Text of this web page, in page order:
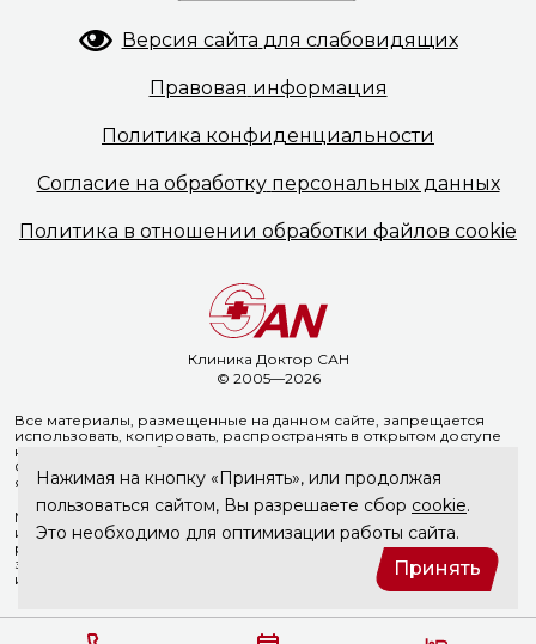
Клиника Доктор САН
© 2005—2026
Версия сайта для слабовидящих
Правовая информация
Политика конфиденциальности
Согласие на обработку персональных данных
Политика в отношении обработки файлов cookie
Все материалы, размещенные на данном сайте, запрещается
использовать, копировать, распространять в открытом доступе
на иных ресурсах без предварительного письменного согласия
ООО «Доктор Сан». Указание ссылки на источник информации
является обязательным.
Материалы, размещенные на данной странице, носят
информационный характер и не являются медицинскими
рекомендациями. ООО «Доктор Сан» не несёт ответственности
за возможные негативные последствия, возникшие в результате
использования информации, размещенной на сайте doctorsan.ru.
Нажимая на кнопку «Принять», или продолжая
пользоваться сайтом, Вы разрешаете сбор cookie.
Это необходимо для оптимизации работы сайта.
Принять